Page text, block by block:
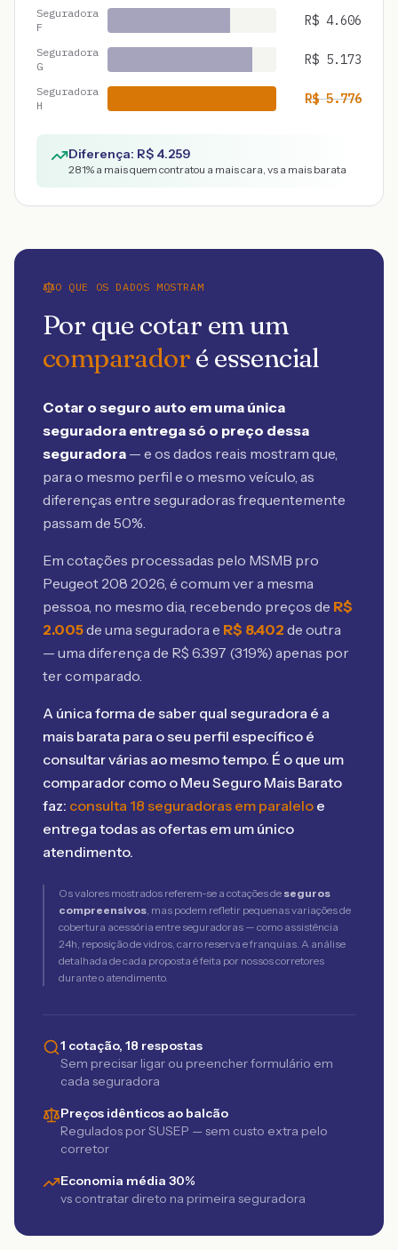
Seguradora
F
R$ 4.606
Seguradora
G
R$ 5.173
Seguradora
H
R$5.776
Diferença: R$ 4.259
281% a mais quem contratou a mais cara, vs a mais barata
O QUE OS DADOS MOSTRAM
Por que cotar em um
comparadoré essencial
Cotar o seguro auto em uma única
seguradora entrega só o preço dessa
seguradora — e os dados reais mostram que,
para o mesmo perfil e o mesmo veículo, as
diferenças entre seguradoras frequentemente
passam de 50%.
Em cotações processadas pelo MSMB pro
Peugeot 208 2026, é comum ver a mesma
pessoa, no mesmo dia, recebendo preços de R$
2.005de uma seguradora e R$ 8.402 de outra
— uma diferença de R$ 6.397 (319%) apenas por
ter comparado.
A única forma de saber qual seguradora é a
mais barata para o seu perfil específico é
consultar várias ao mesmo tempo. É o que um
comparador como o Meu Seguro Mais Barato
faz: consulta 18 seguradoras em paralelo e
entrega todas as ofertas em um único
atendimento.
Os valores mostrados referem-se a cotações de seguros
compreensivos, mas podem refletir pequenas variações de
cobertura acessória entre seguradoras — como assistência
24h, reposição de vidros, carro reserva e franquias. A análise
detalhada de cada proposta é feita por nossos corretores
durante o atendimento.
1 cotação, 18 respostas
Sem precisar ligar ou preencher formulário em
cada seguradora
Preços idênticos ao balcão
Regulados por SUSEP — sem custo extra pelo
corretor
Economia média 30%
vs contratar direto na primeira seguradora